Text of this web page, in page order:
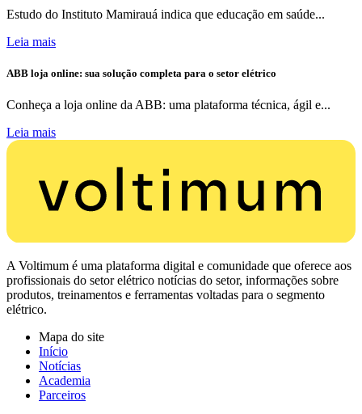
Estudo do Instituto Mamirauá indica que educação em saúde...
Leia mais
ABB loja online: sua solução completa para o setor elétrico
Conheça a loja online da ABB: uma plataforma técnica, ágil e...
Leia mais
A Voltimum é uma plataforma digital e comunidade que oferece aos
profissionais do setor elétrico notícias do setor, informações sobre
produtos, treinamentos e ferramentas voltadas para o segmento
elétrico.
Mapa do site
Início
Notícias
Academia
Parceiros